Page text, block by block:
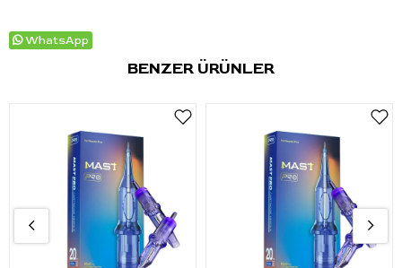
WhatsApp
BENZER ÜRÜNLER